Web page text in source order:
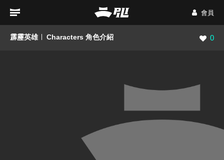
會員
霹靂英雄 Characters 角色介紹 瀏覽
0